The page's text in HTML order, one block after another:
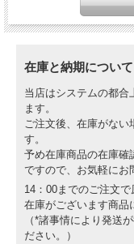
在庫と納期について
当店はシステムの都合
ます。
ご注文後、在庫がない
す。
予め在庫商品の在庫確
ですので、お気軽にお
14：00までのご注文で
在庫がございます商品
（*諸事情により発送
ださい。）